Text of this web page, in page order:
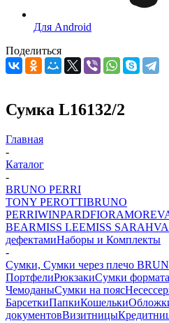
Для Android
Поделиться
Сумка L16132/2
Главная
-
Каталог
-
BRUNO PERRI
TONY PEROTTIBRUNO
PERRIWINPARDFIORAMORE
BEARMISS LEEMISS SARAH
дефектамиНаборы и Комплекты
-
Сумки, Сумки через плечо
ПортфелиРюкзакиСумки
ЧемоданыСумки на пояс
БарсеткиПапкиКошельки
документовВизитницы